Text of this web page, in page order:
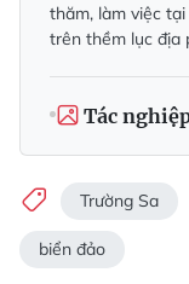
thăm, làm việc
trên thềm lục địa
Tác
Trường Sa
biển đảo